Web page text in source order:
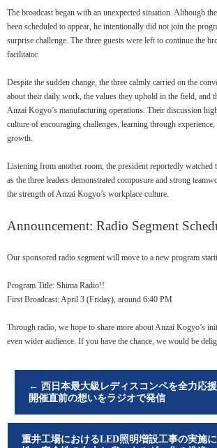
The broadcast began with an unexpected situation. Although
been scheduled to appear, he intentionally did not join the
surprise challenge. The three guests were left to continue the
facilitator.
Despite the sudden change, the three calmly carried on the
about their daily work, the values they uphold in the field, and
Anzai Kogyo’s manufacturing operations. Their discussion
culture of encouraging challenges, learning through
growth.
Listening from another room, the president reportedly watched
as the three leaders demonstrated composure and strong
the strength of Anzai Kogyo’s workplace culture.
Announcement: Radio Segment
Our sponsored radio segment will move to a new program
Program Title: Shima Radio!!
First Broadcast: April 3 (Friday), around 6:40 PM
Through radio, we hope to share more about Anzai Kogyo’s
even wider audience. If you have the chance, we would be
← 西日本最大級レディスコンペを全力応
開催直前の想いをラジオで発信
重井工場におけるLED照明増設工事の実施